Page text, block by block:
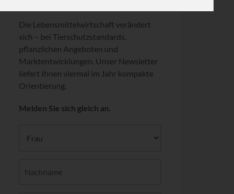
Die Lebensmittelwirtschaft verändert
sich – bei Tierschutzstandards,
pflanzlichen Angeboten und
Marktentwicklungen. Unser Newsletter
liefert Ihnen viermal im Jahr kompakte
Orientierung.
Melden Sie sich gleich an.